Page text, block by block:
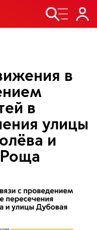
в
в
улицы
и